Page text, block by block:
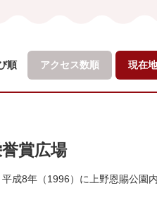
順 アクセス数順 現在
賞広場
成8年（1996）に上野恩賜公